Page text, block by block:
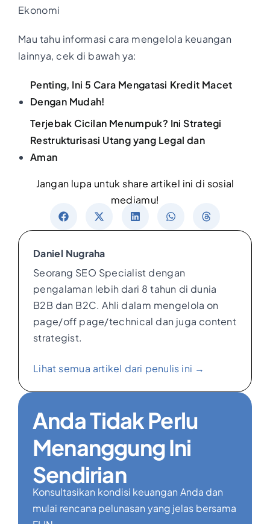
Ekonomi
Mau tahu informasi cara mengelola keuangan
lainnya, cek di bawah ya:
Penting, Ini 5 Cara Mengatasi Kredit Macet
Dengan Mudah!
Terjebak Cicilan Menumpuk? Ini Strategi
Restrukturisasi Utang yang Legal dan
Aman
Jangan lupa untuk share artikel ini di sosial
mediamu!
Daniel Nugraha
Seorang SEO Specialist dengan
pengalaman lebih dari 8 tahun di dunia
B2B dan B2C. Ahli dalam mengelola on
page/off page/technical dan juga content
strategist.
Lihat semua artikel dari penulis ini →
Anda Tidak Perlu
Menanggung Ini
Sendirian
Konsultasikan kondisi keuangan Anda dan
mulai rencana pelunasan yang jelas bersama